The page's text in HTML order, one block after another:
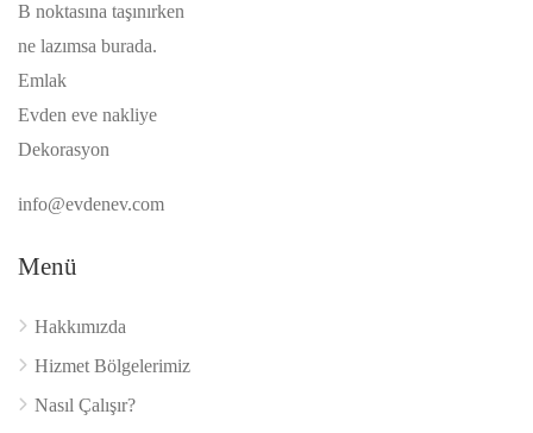
B noktasına taşınırken
ne lazımsa burada.
Emlak
Evden eve nakliye
Dekorasyon
info@evdenev.com
Menü
Hakkımızda
Hizmet Bölgelerimiz
Nasıl Çalışır?